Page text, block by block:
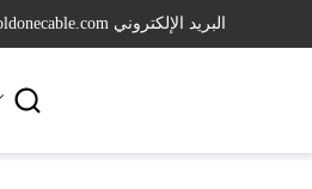
البريد الإلكتروني sales3@holdonecable.com
